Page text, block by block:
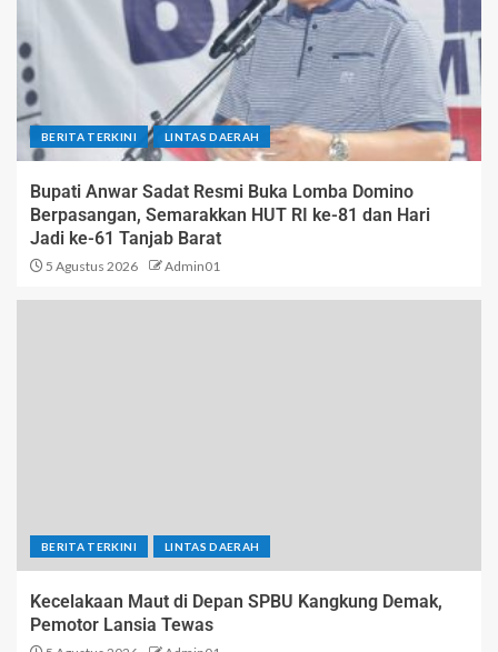
BERITA TERKINI LINTAS DAERAH
Bupati Anwar Sadat Resmi Buka Lomba Domino
Berpasangan, Semarakkan HUT RI ke-81 dan Hari
Jadi ke-61 Tanjab Barat
5 Agustus 2026 Admin01
BERITA TERKINI LINTAS DAERAH
Kecelakaan Maut di Depan SPBU Kangkung Demak,
Pemotor Lansia Tewas